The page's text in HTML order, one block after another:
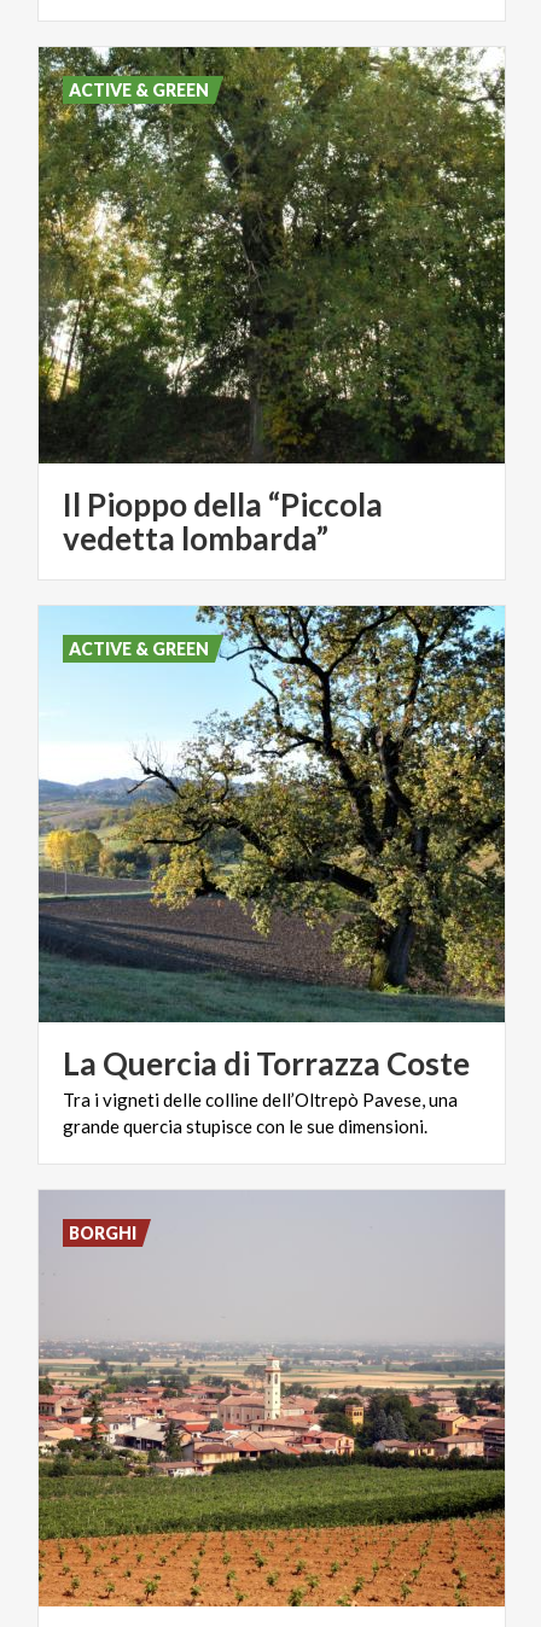
Il Pioppo della “Piccola
vedetta lombarda”
ACTIVE & GREEN
La Quercia di Torrazza Coste
Tra ivignetidellecollinedell’Oltrepò Pavese,una
grandequerciastupiscecon lesuedimensioni.
ACTIVE & GREEN
BORGHI